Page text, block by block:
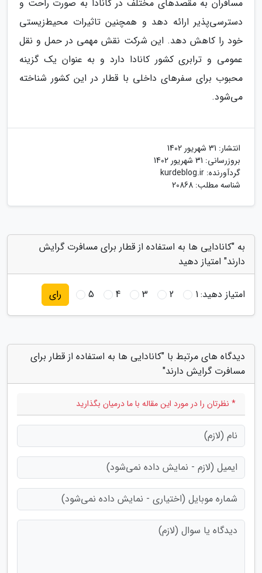
مسافران به مقصد‌های مختلف در کانادا به صورت راحت و
دسترسی‌پذیر ارائه دهد و همچنین تاثیرات محیط‌زیستی
خود را کاهش دهد. این شرکت نقش مهمی در حمل و نقل
عمومی و ترابری کشور کانادا دارد و به عنوان یک گزینه
محبوب برای سفرهای داخلی با قطار در این کشور شناخته
می‌شود.
انتشار: 31 شهریور 1402
بروزرسانی: 31 شهریور 1402
گردآورنده: kurdeblog.ir
شناسه مطلب: 20868
به "کانادایی ها به استفاده از قطار برای مسافرت گرایش
دارند" امتیاز دهید
امتیاز دهید:1
2
3
4
5 رای
دیدگاه های مرتبط با "کانادایی ها به استفاده از قطار برای
مسافرت گرایش دارند"
* نظرتان را در مورد این مقاله با ما درمیان بگذارید